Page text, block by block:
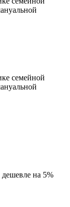
семейной
на 5%